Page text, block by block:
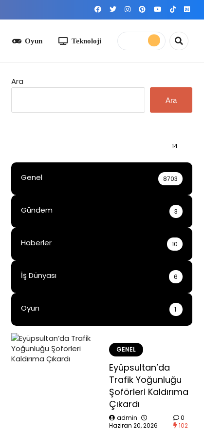
Teknoloji
Ara
Ara
14
Genel 8703
Gündem 3
Haberler 10
İş Dünyası 6
Oyun 1
GENEL
Eyüpsultan’da
Trafik Yoğunluğu
Şoförleri Kaldırıma
Çıkardı
admin
Haziran 20, 2026
0
102